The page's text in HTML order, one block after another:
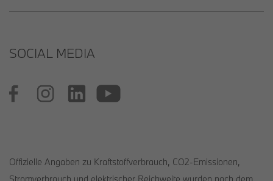
SOCIAL MEDIA
Offizielle Angaben zu Kraftstoffverbrauch, CO2-Emissionen,